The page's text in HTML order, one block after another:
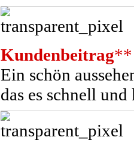
Kundenbeitrag**
Ein schön
das es schnell